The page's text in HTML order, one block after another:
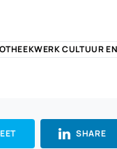
CULTUUR
SHARE